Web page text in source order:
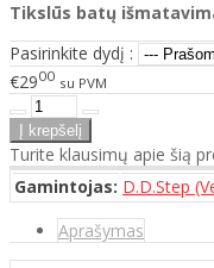
Tikslūs batų
Pasirinkite dydį :
€2900 su PVM
Turite klausimų apie šią
Gamintojas: D.D.Step
Aprašymas